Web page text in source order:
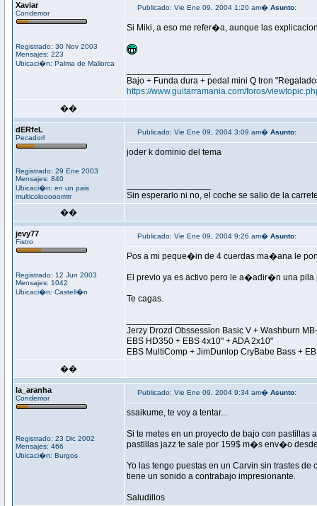
Xaviar
Condemor
Registrado: 30 Nov 2003
Mensajes: 223
Ubicaci�n: Palma de Mallorca
Publicado: Vie Ene 09, 2004 1:20 am� Asunto:
Si Miki, a eso me refer�a, aunque las
Bajo + Funda dura + pedal mini Q tron
https://www.guitarramania.com/foros/
��
dERfeL
Pecadorl
Registrado: 29 Ene 2003
Mensajes: 840
Ubicaci�n: en un pais
multicolooooorrrrr
Publicado: Vie Ene 09, 2004 3:09 am� Asunto:
joder k dominio del tema
Sin esperarlo ni no, el coche se salio de la
��
jevy77
Fistro
Registrado: 12 Jun 2003
Mensajes: 1042
Ubicaci�n: Castell�n
Publicado: Vie Ene 09, 2004 9:26 am� Asunto:
Pos a mi peque�in de 4 cuerdas ma�ana le
El previo ya es activo pero le a�adir�n una pila
Te cagas.
Jerzy Drozd Obssession Basic V + Washburn
EBS HD350 + EBS 4x10" + ADA 2x10"
EBS MultiComp + JimDunlop CryBabe Bass +
��
la_aranha
Condemor
Registrado: 23 Dic 2002
Mensajes: 466
Ubicaci�n: Burgos
Publicado: Vie Ene 09, 2004 9:34 am� Asunto:
ssaikume, te voy a tentar...
Si te metes en un proyecto de bajo con
pastillas jazz te sale por 159$ m�s env�o
Yo las tengo puestas en un Carvin sin trastes
tiene un sonido a contrabajo impresionante.
Saludillos